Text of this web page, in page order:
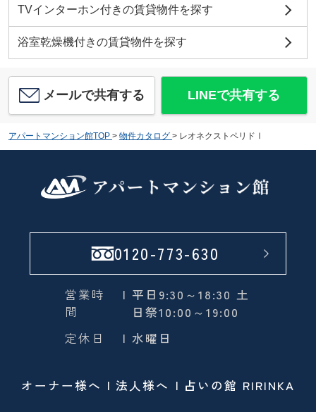
TVインターホン付きの賃貸物件を探す
浴室乾燥機付きの賃貸物件を探す
メールで共有する LINEで共有する
アパートマンション館TOP > 物件カタログ > レオネクストペリドⅠ
0120-773-630
営業時
間
| 平日9:30～18:30 土
日祭10:00～19:00
定休日
| 水曜日
オーナー様へ 法人様へ 占いの館 RIRINKA